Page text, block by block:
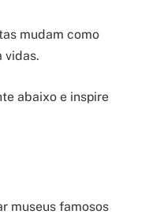
mudam como
vidas.
abaixo e inspire
museus famosos